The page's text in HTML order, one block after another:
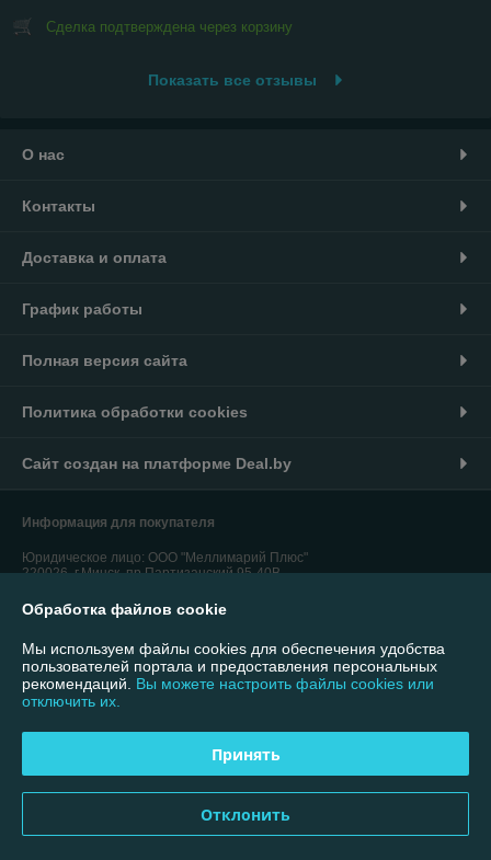
Сделка подтверждена через корзину
Показать все отзывы
О нас
Контакты
Доставка и оплата
График работы
Полная версия сайта
Политика обработки cookies
Сайт создан на платформе Deal.by
Информация для покупателя
Юридическое лицо: ООО "Меллимарий Плюс"
220026, г.Минск, пр.Партизанский,95-40В
Регистрационный номер ЕГР: 192764310
УНП: 192764310
Регистрационный орган: Минский городской исполнительный комитет
Ссылка на свидетельство/лицензию
Местонахождение книги жалоб и предложений: 220026, г.Минск,
пр.Партизанский,95-40В
Обработка файлов cookie
Мы используем файлы cookies для обеспечения удобства
пользователей портала и предоставления персональных
рекомендаций. Вы можете настроить файлы cookies или
отключить их.
Принять
Отклонить